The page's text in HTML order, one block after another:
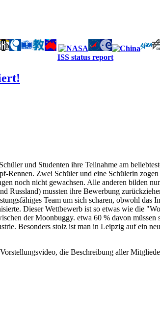
ISS status report
und Studenten ihre Teilnahme am
Rennen. Zwei Schüler und eine Schülerin
noch nicht gewachsen. Alle anderen bilden
Russland) mussten ihre Bewerbung
Team um sich scharen, obwohl das
Dieser Wettbewerb ist so etwas wie die
der Moonbuggy. etwa 60 % davon
Besonders stolz ist man in Leipzig auf ein
die Beschreibung aller